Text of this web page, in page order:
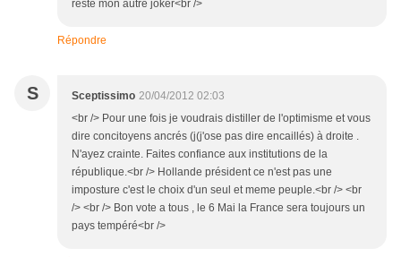
reste mon autre joker<br />
Répondre
S Sceptissimo 20/04/2012 02:03
<br /> Pour une fois je voudrais distiller de l'optimisme et vous
dire concitoyens ancrés (j(j'ose pas dire encaillés) à droite .
N'ayez crainte. Faites confiance aux institutions de la
république.<br /> Hollande président ce n'est pas une
imposture c'est le choix d'un seul et meme peuple.<br /> <br
/> <br /> Bon vote a tous , le 6 Mai la France sera toujours un
pays tempéré<br />